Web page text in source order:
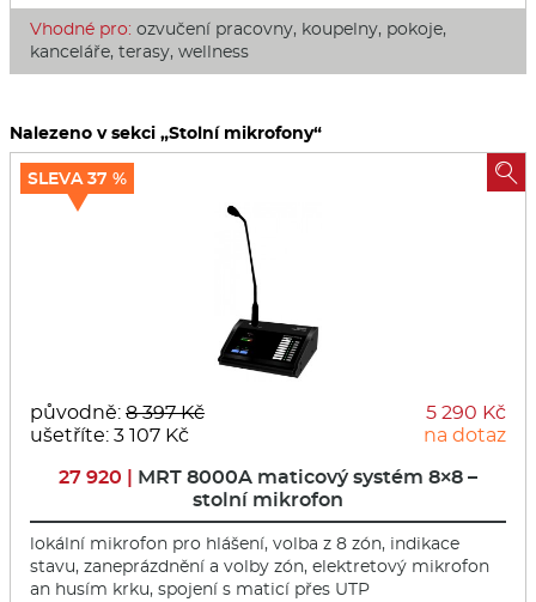
Vhodné pro: ozvučení pracovny, koupelny, pokoje,
kanceláře, terasy, wellness
Nalezeno v sekci „Stolní mikrofony“
původně: 8 397 Kč
ušetříte: 3 107 Kč
5 290 Kč
na dotaz
27 920 | MRT 8000A maticový systém 8×8 –
stolní mikrofon
lokální mikrofon pro hlášení, volba z 8 zón, indikace
stavu, zaneprázdnění a volby zón, elektretový mikrofon
an husím krku, spojení s maticí přes UTP
SLEVA 37 % 